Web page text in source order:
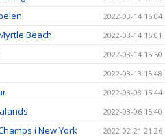
2022-03-14 16:04
Beach 2022-03-14 16:01
2022-03-14 15:50
2022-03-13 15:48
2022-03-08 15:44
2022-03-06 15:40
i New York 2022-02-21 21:26